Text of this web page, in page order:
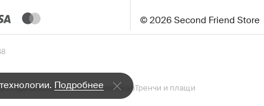
Подробнее
© 2026 Second Friend Store
ПиджакиВодолазки и джемпераТренчи и плащи